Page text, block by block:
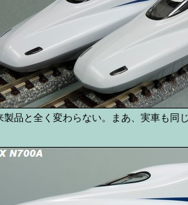
品と全く変わらない。まあ、実車も同じ